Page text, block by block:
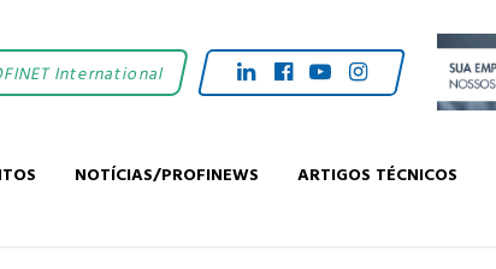
NOTÍCIAS/PROFINEWS ARTIGOS TÉCNICOS
International